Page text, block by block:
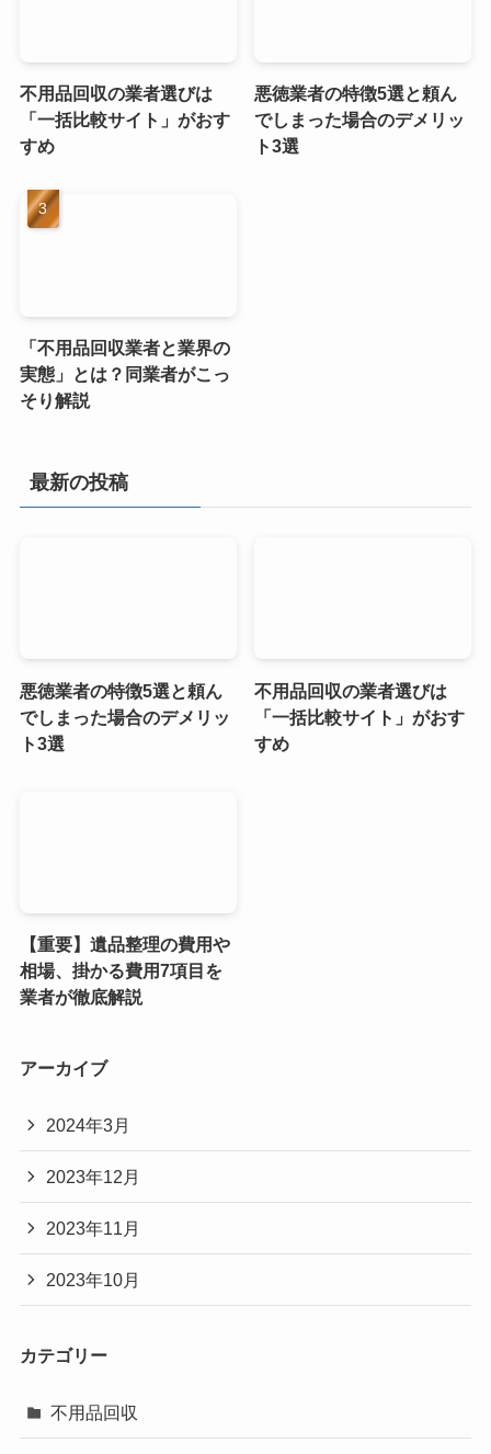
不用品回収の業者選びは
「一括比較サイト」がおす
すめ
悪徳業者の特徴5選と頼ん
でしまった場合のデメリッ
ト3選
「不用品回収業者と業界の
実態」とは？同業者がこっ
そり解説
最新の投稿
悪徳業者の特徴5選と頼ん
でしまった場合のデメリッ
ト3選
不用品回収の業者選びは
「一括比較サイト」がおす
すめ
【重要】遺品整理の費用や
相場、掛かる費用7項目を
業者が徹底解説
アーカイブ
2024年3月
2023年12月
2023年11月
2023年10月
カテゴリー
不用品回収